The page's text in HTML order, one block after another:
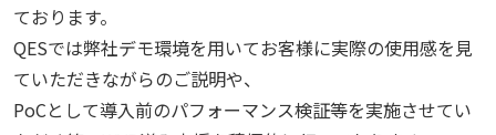
ております。
QESでは弊社デモ環境を用いてお客様に実際の使用感を見
ていただきながらのご説明や、
PoCとして導入前のパフォーマンス検証等を実施させてい